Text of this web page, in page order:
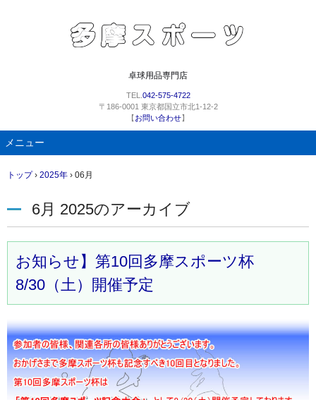
卓球用品専門店
TEL. 042-575-4722
〒186-0001 東京都国立市北1-12-2
【お問い合わせ】
メニュー
ン
ン
ツ
へ
ス
キ
ッ
トップ › 2025年 › 06月
6月 2025のアーカイブ
お知らせ】第10回多摩スポーツ杯
8/30（土）開催予定